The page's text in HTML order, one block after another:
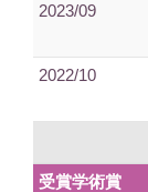
2023/09
2022/10
受賞学術賞